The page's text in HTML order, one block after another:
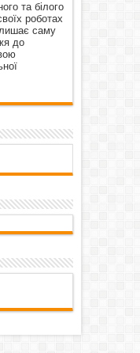
та білого
роботах
саму
до